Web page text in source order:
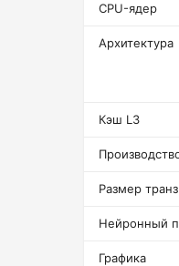
CPU-ядер
Архитектура
Кэш L3
Размер
Нейронный
Графика